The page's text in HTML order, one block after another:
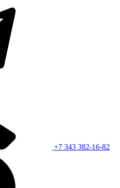
+7 343 382-16-82